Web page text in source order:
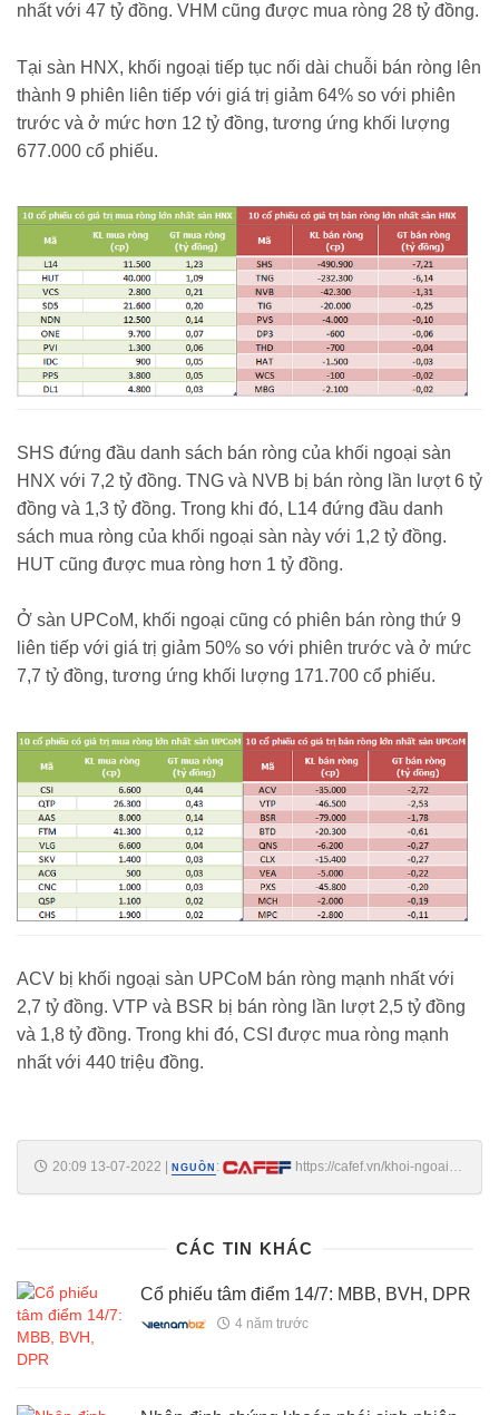
nhất với 47 tỷ đồng. VHM cũng được mua ròng 28 tỷ đồng.
Tại sàn HNX, khối ngoại tiếp tục nối dài chuỗi bán ròng lên
thành 9 phiên liên tiếp với giá trị giảm 64% so với phiên
trước và ở mức hơn 12 tỷ đồng, tương ứng khối lượng
677.000 cổ phiếu.
SHS đứng đầu danh sách bán ròng của khối ngoại sàn
HNX với 7,2 tỷ đồng. TNG và NVB bị bán ròng lần lượt 6 tỷ
đồng và 1,3 tỷ đồng. Trong khi đó, L14 đứng đầu danh
sách mua ròng của khối ngoại sàn này với 1,2 tỷ đồng.
HUT cũng được mua ròng hơn 1 tỷ đồng.
Ở sàn UPCoM, khối ngoại cũng có phiên bán ròng thứ 9
liên tiếp với giá trị giảm 50% so với phiên trước và ở mức
7,7 tỷ đồng, tương ứng khối lượng 171.700 cổ phiếu.
ACV bị khối ngoại sàn UPCoM bán ròng mạnh nhất với
2,7 tỷ đồng. VTP và BSR bị bán ròng lần lượt 2,5 tỷ đồng
và 1,8 tỷ đồng. Trong khi đó, CSI được mua ròng mạnh
nhất với 440 triệu đồng.
20:09 13-07-2022 NGUỒN :
https://cafef.vn/khoi-ngoai-
CÁC TIN KHÁC
Cổ phiếu tâm điểm 14/7: MBB, BVH, DPR
4 năm trước